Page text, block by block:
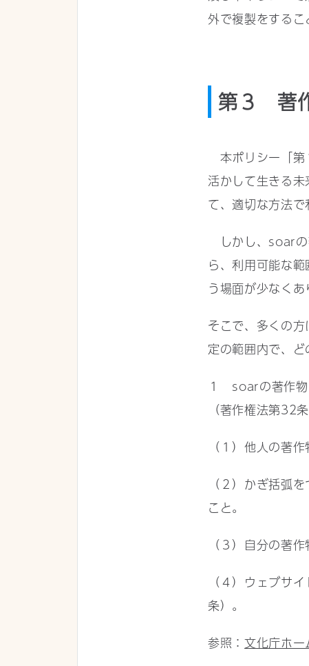
外で複製をするこ
第３ 著
本ポリシー「​​
活かして生きる
て、適切な方法で
しかし、soarの
ら、利用可能な
う場面が少なくあ
そこで、多くの
定の範囲内で、
１ soarの著作物
（著作権法第32条
（１）他人の著
（２）かぎ括弧
こと。
（３）自分の著
（４）ウェブサ
条）。
参照：文化庁ホー